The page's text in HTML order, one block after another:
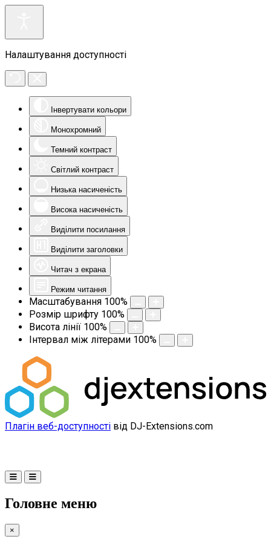
Налаштування доступності
Інвертувати кольори
Монохромний
Темний контраст
Світлий контраст
Низька насиченість
Висока насиченість
Виділити посилання
Виділити заголовки
Читач з екрана
Режим читання
Масштабування 100%
Розмір шрифту 100%
Висота лінії 100%
Інтервал між літерами 100%
Плагін веб-доступності від DJ-Extensions.com
Головне меню
×